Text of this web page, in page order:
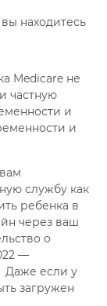
находитесь
Medicare не
частную
и
и
службу как
ребенка в
через ваш
о
—
Даже если у
загружен